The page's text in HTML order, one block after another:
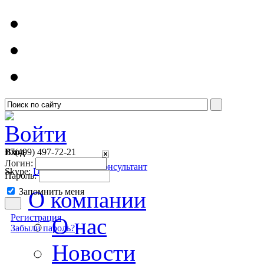
Войти
Вход
Логин:
Пароль:
Запомнить меня
Регистрация
Забыли пароль?
+7(499) 497-72-21
Онлайн консультант
Skype: Detsoft1
О компании
О нас
Новости